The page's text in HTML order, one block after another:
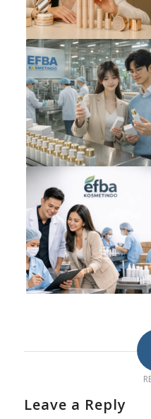
Leave a Reply